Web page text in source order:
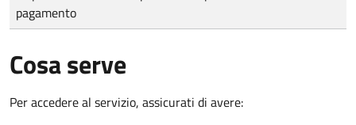
pagamento
Cosa serve
Per accedere al servizio, assicurati di avere: